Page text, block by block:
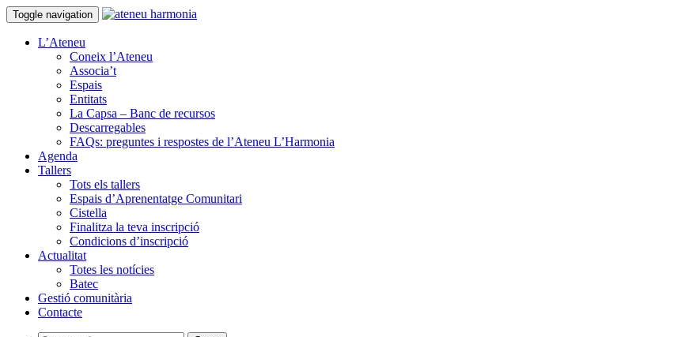
Toggle navigation
L’Ateneu
Coneix l’Ateneu
Associa’t
Espais
Entitats
La Capsa – Banc de recursos
Descarregables
FAQs: preguntes i respostes de l’Ateneu L’Harmonia
Agenda
Tallers
Tots els tallers
Espais d’Aprenentatge Comunitari
Cistella
Finalitza la teva inscripció
Condicions d’inscripció
Actualitat
Totes les notícies
Batec
Gestió comunitària
Contacte